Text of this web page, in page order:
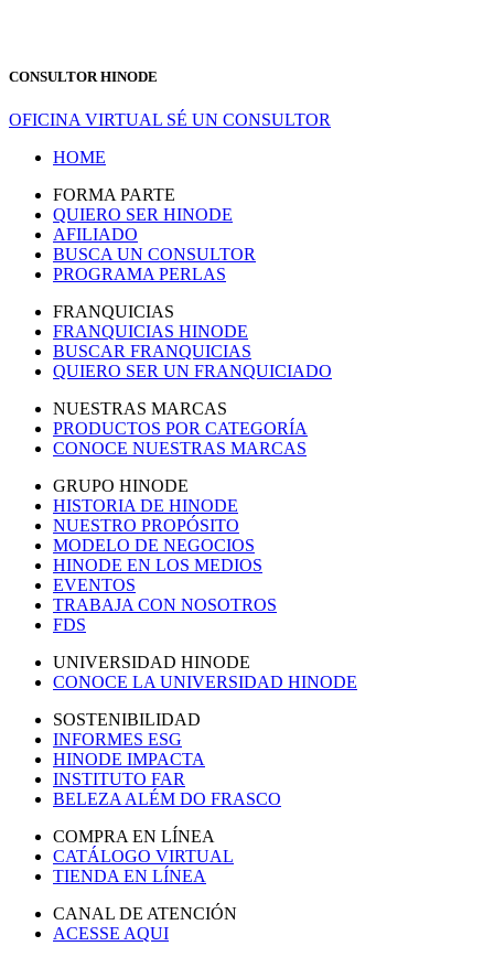
CONSULTOR HINODE
OFICINA VIRTUAL SÉ UN CONSULTOR
HOME
FORMA PARTE
QUIERO SER HINODE
AFILIADO
BUSCA UN CONSULTOR
PROGRAMA PERLAS
FRANQUICIAS
FRANQUICIAS HINODE
BUSCAR FRANQUICIAS
QUIERO SER UN FRANQUICIADO
NUESTRAS MARCAS
PRODUCTOS POR CATEGORÍA
CONOCE NUESTRAS MARCAS
GRUPO HINODE
HISTORIA DE HINODE
NUESTRO PROPÓSITO
MODELO DE NEGOCIOS
HINODE EN LOS MEDIOS
EVENTOS
TRABAJA CON NOSOTROS
FDS
UNIVERSIDAD HINODE
CONOCE LA UNIVERSIDAD HINODE
SOSTENIBILIDAD
INFORMES ESG
HINODE IMPACTA
INSTITUTO FAR
BELEZA ALÉM DO FRASCO
COMPRA EN LÍNEA
CATÁLOGO VIRTUAL
TIENDA EN LÍNEA
CANAL DE ATENCIÓN
ACESSE AQUI